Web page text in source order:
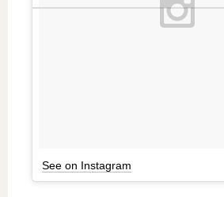
See on Instagram